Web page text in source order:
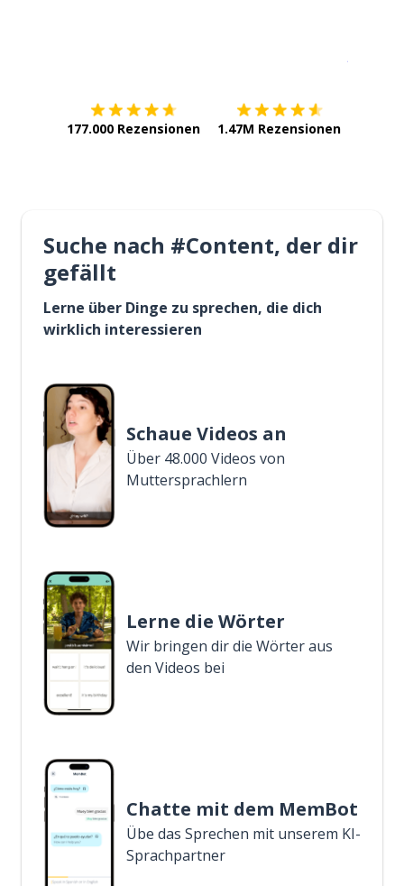
177.000 Rezensionen 1.47M Rezensionen
Suche nach #Content, der dir
gefällt
Lerne über Dinge zu sprechen, die dich
wirklich interessieren
Schaue Videos an
Über 48.000 Videos von
Muttersprachlern
Lerne die Wörter
Wir bringen dir die Wörter aus
den Videos bei
Chatte mit dem MemBot
Übe das Sprechen mit unserem KI-
Sprachpartner